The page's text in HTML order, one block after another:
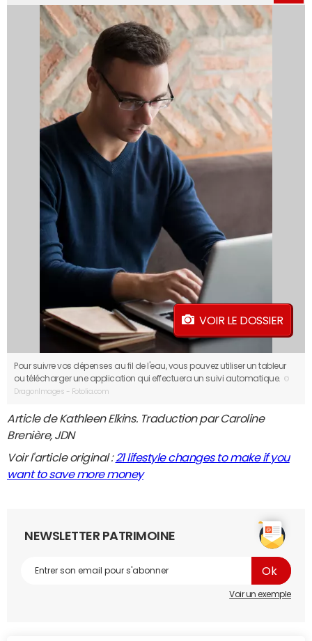
VOIR LE DOSSIER
Pour suivre vos dépenses au fil de l'eau, vous pouvez utiliser un tableur
ou télécharger une application qui effectuera un suivi automatique.
©
DragonImages - Fotolia.com
Article de Kathleen Elkins. Traduction par Caroline
Brenière, JDN
Voir l'article original : 21 lifestyle changes to make if you
want to save more money
NEWSLETTER PATRIMOINE
Voir un exemple